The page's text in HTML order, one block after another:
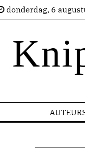
donderdag, 6